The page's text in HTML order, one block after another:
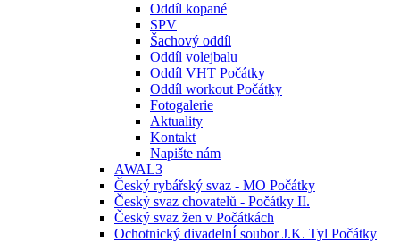
Oddíl kopané
SPV
Šachový oddíl
Oddíl volejbalu
Oddíl VHT Počátky
Oddíl workout Počátky
Fotogalerie
Aktuality
Kontakt
Napište nám
AWAL3
Český rybářský svaz - MO Počátky
Český svaz chovatelů - Počátky II.
Český svaz žen v Počátkách
Ochotnický divadelnÍ soubor J.K. Tyl Počátky